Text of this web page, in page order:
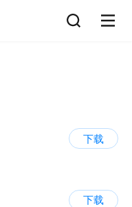
下载
下载